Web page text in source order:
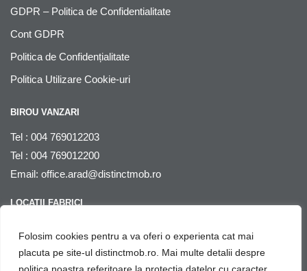
Folosim cookies pentru a va oferi o experienta cat mai
placuta pe site-ul distinctmob.ro. Mai multe detalii despre
GDPR – Politica de Confidentialitate
Cont GDPR
Politica de Confidențialitate
Politica Utilizare Cookie-uri
BIROU VANZARI
Tel : 004 769012203
Tel : 004 769012200
Email: office.arad@distinctmob.ro
LOCATII FABRICI
Romania